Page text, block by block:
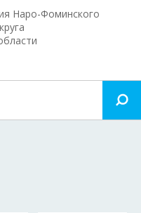
Наро-Фоминского